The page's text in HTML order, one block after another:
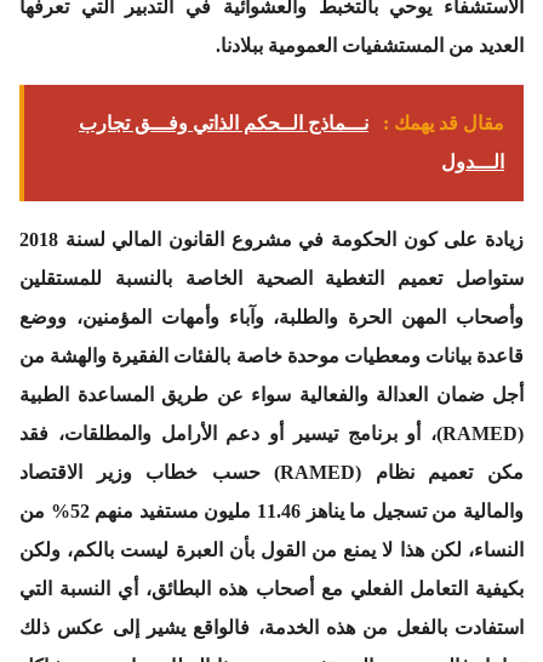
الاستشفاء يوحي بالتخبط والعشوائية في التدبير التي تعرفها
العديد من المستشفيات العمومية ببلادنا.
مقال قد يهمك :
نـــماذج الــحكم الذاتي وفـــق تجارب
الـــدول
زيادة على كون الحكومة في مشروع القانون المالي لسنة 2018
ستواصل تعميم التغطية الصحية الخاصة بالنسبة للمستقلين
وأصحاب المهن الحرة والطلبة، وآباء وأمهات المؤمنين، ووضع
قاعدة بيانات ومعطيات موحدة خاصة بالفئات الفقيرة والهشة من
أجل ضمان العدالة والفعالية سواء عن طريق المساعدة الطبية
(RAMED)، أو برنامج تيسير أو دعم الأرامل والمطلقات، فقد
مكن تعميم نظام (RAMED) حسب خطاب وزير الاقتصاد
والمالية من تسجيل ما يناهز 11.46 مليون مستفيد منهم 52% من
النساء، لكن هذا لا يمنع من القول بأن العبرة ليست بالكم، ولكن
بكيفية التعامل الفعلي مع أصحاب هذه البطائق، أي النسبة التي
استفادت بالفعل من هذه الخدمة، فالواقع يشير إلى عكس ذلك